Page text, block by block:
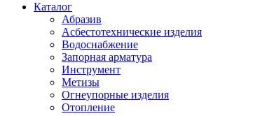
Каталог
Абразив
Асбестотехнические изделия
Водоснабжение
Запорная арматура
Инструмент
Метизы
Огнеупорные изделия
Отопление